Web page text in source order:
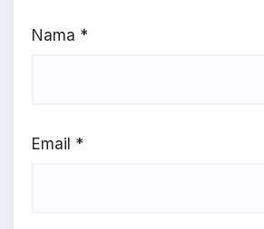
Nama *
Email *